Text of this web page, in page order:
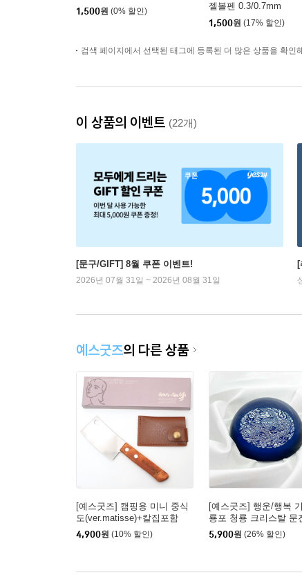
1,500원 (0% 할인)
젤볼펜 0.3/0.7mm
1,500원 (17% 할인)
검색 페이지에서 선택된 태그에 등록된 더 많은 상품을 확인
이 상품의 이벤트 (22개)
[문구/GIFT] 8월 쿠폰 이벤트!
2026년 07월 31일 ~ 2026년 08월 31일
예스굿즈의 다른 상품
[예스굿즈] 캠핑용 미니 중식
도(ver.matisse)+칼집포함
4,900원 (10% 할인)
[예스굿즈] 행운/행복
룡포 청룡 크리스탈 문
5,900원 (26% 할인)